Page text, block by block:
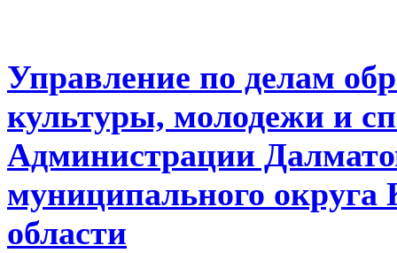
Управление по делам
культуры, молодежи и
Администрации
муниципального округа
области